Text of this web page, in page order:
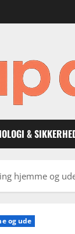
&
hjemme og
og ude